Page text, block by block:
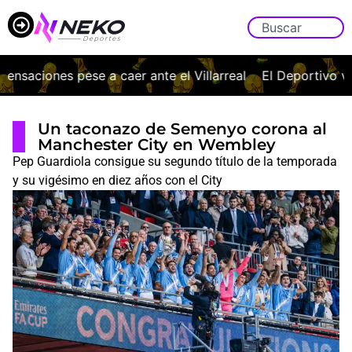
pese a caer ante el Villarreal El Deportivo
Un taconazo de Semenyo corona al
Manchester City en Wembley
Pep Guardiola consigue su segundo título de la temporada
y su vigésimo en diez años con el City